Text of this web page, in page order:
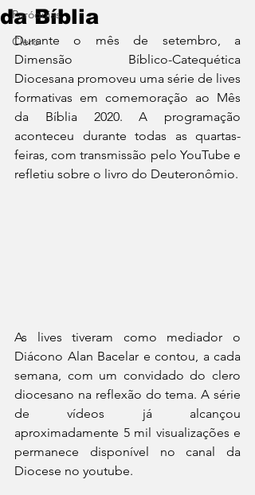
Paróquias
Clero
da Bíblia
Durante o mês de setembro, a
Dimensão Bíblico-Catequética
Diocesana promoveu uma série de lives
formativas em comemoração ao Mês
da Bíblia 2020. A programação
aconteceu durante todas as quartas-
feiras, com transmissão pelo YouTube e
As lives tiveram como mediador o
Diácono Alan Bacelar e contou, a cada
semana, com um convidado do clero
diocesano na reflexão do tema. A série
de vídeos já alcançou
aproximadamente 5 mil visualizações e
permanece disponível no canal da
Diocese no youtube.